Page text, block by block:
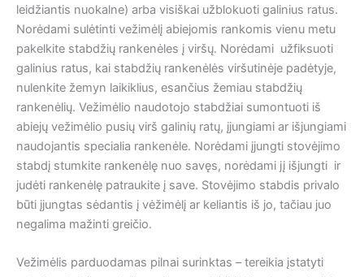
leidžiantis nuokalne) arba visiškai užblokuoti galinius ratus.
Norėdami sulėtinti vežimėlį abiejomis rankomis vienu metu
pakelkite stabdžių rankenėles į viršų. Norėdami užfiksuoti
galinius ratus, kai stabdžių rankenėlės viršutinėje padėtyje,
nulenkite žemyn laikiklius, esančius žemiau stabdžių
rankenėlių. Vežimėlio naudotojo stabdžiai sumontuoti iš
abiejų vežimėlio pusių virš galinių ratų, įjungiami ar išjungiami
naudojantis specialia rankenėle. Norėdami įjungti stovėjimo
stabdį stumkite rankenėlę nuo savęs, norėdami jį išjungti ir
judėti rankenėlę patraukite į save. Stovėjimo stabdis privalo
būti įjungtas sėdantis į vėžimėlį ar keliantis iš jo, tačiau juo
negalima mažinti greičio.
Vežimėlis parduodamas pilnai surinktas – tereikia įstatyti